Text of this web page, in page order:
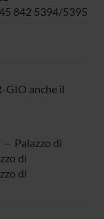
842 5394/5395
GIO anche il
– Palazzo di
di
di